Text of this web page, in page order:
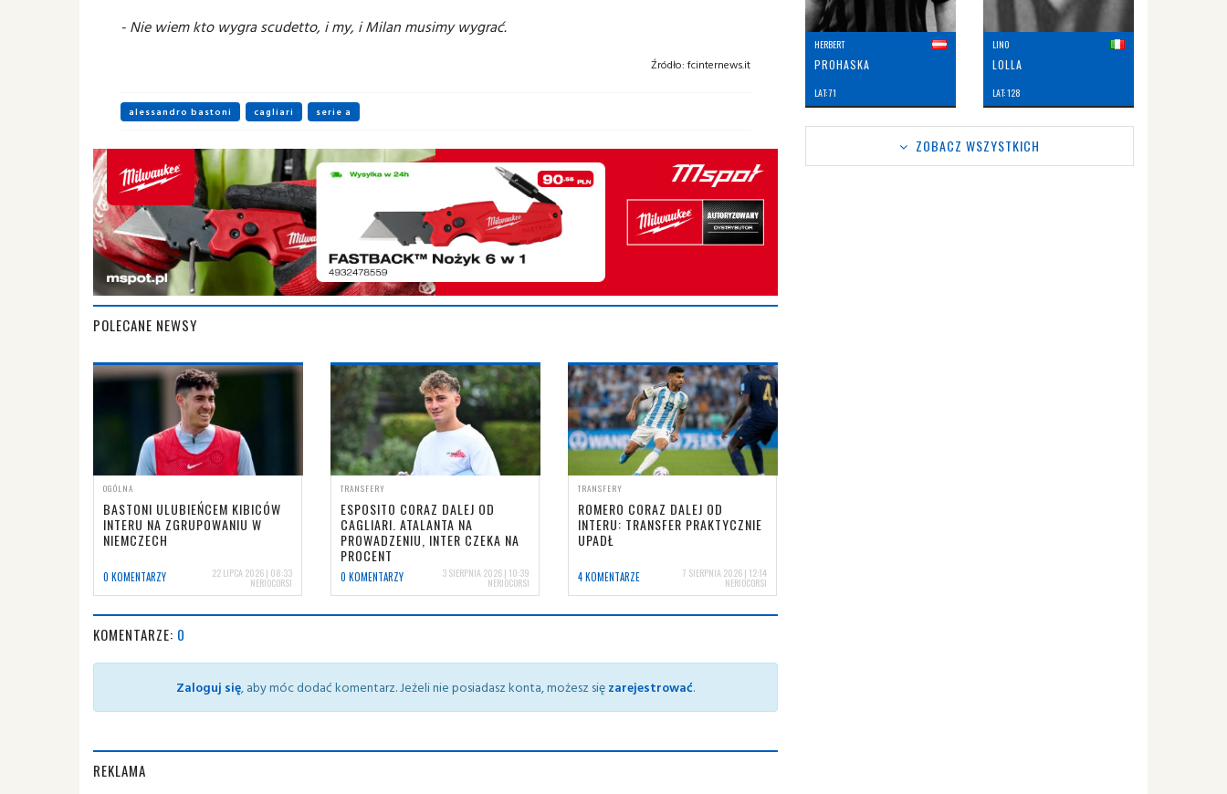
- Nie wiem kto wygra scudetto, i my, i Milan musimy wygrać.
Źródło: fcinternews.it
alessandro bastoni cagliari serie a
POLECANE NEWSY
OGÓLNA
BASTONI ULUBIEŃCEM KIBICÓW
INTERU NA ZGRUPOWANIU W
NIEMCZECH
0 KOMENTARZY 22 LIPCA 2026 | 08:33
NERIOCORSI
TRANSFERY
ESPOSITO CORAZ DALEJ OD
CAGLIARI. ATALANTA NA
PROWADZENIU, INTER CZEKA NA
PROCENT
0 KOMENTARZY 3 SIERPNIA 2026 | 10:39
NERIOCORSI
TRANSFERY
ROMERO CORAZ DALEJ OD
INTERU: TRANSFER PRAKTYCZNIE
UPADŁ
4 KOMENTARZE 7 SIERPNIA 2026 | 12:14
NERIOCORSI
KOMENTARZE: 0
Zaloguj się, aby móc dodać komentarz. Jeżeli nie posiadasz konta, możesz sięzarejestrować.
REKLAMA
HERBERT
PROHASKA
LAT: 71
LINO
LOLLA
LAT: 128
ZOBACZ WSZYSTKICH